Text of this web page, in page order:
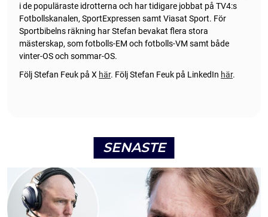
i de populäraste idrotterna och har tidigare jobbat på TV4:s
Fotbollskanalen, SportExpressen samt Viasat Sport. För
Sportbibelns räkning har Stefan bevakat flera stora
mästerskap, som fotbolls-EM och fotbolls-VM samt både
vinter-OS och sommar-OS.
Följ Stefan Feuk på X här. Följ Stefan Feuk på LinkedIn här.
SENASTE